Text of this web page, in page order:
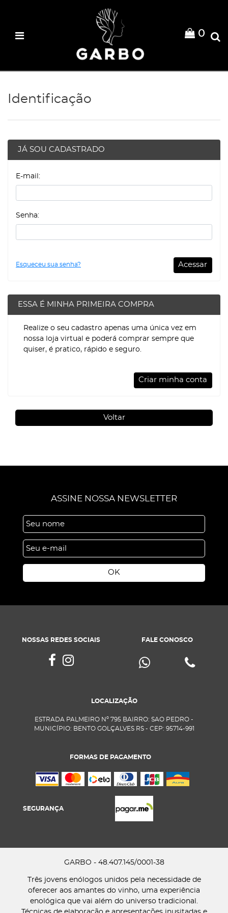
0
Identificação
JÁ SOU CADASTRADO
E-mail:
Senha:
Acessar
Esqueceu sua senha?
ESSA É MINHA PRIMEIRA COMPRA
Realize o seu cadastro apenas uma única vez em
nossa loja virtual e poderá comprar sempre que
quiser, é pratico, rápido e seguro.
Criar minha conta
Voltar
ASSINE NOSSA NEWSLETTER
OK
NOSSAS REDES SOCIAIS FALE CONOSCO
LOCALIZAÇÃO
ESTRADA PALMEIRO Nº 795 BAIRRO: SAO PEDRO -
MUNICÍPIO: BENTO GOLÇALVES RS - CEP: 95714-991
FORMAS DE PAGAMENTO
SEGURANÇA
GARBO - 48.407.145/0001-38
Três jovens enólogos unidos pela necessidade de
oferecer aos amantes do vinho, uma experiência
enológica que vai além do universo tradicional.